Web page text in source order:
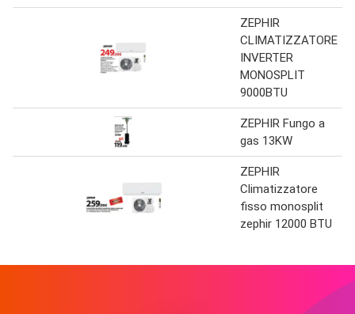
ZEPHIR
CLIMATIZZATORE
INVERTER
MONOSPLIT
9000BTU
ZEPHIR Fungo a
gas 13KW
ZEPHIR
Climatizzatore
fisso monosplit
zephir 12000 BTU